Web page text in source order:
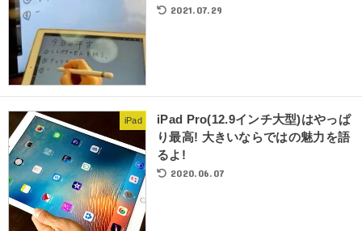
2021.07.29
iPad
iPad Pro(12.9インチ大型)はやっぱ
り最高! 大きいならではの魅力を語
るよ!
2020.06.07